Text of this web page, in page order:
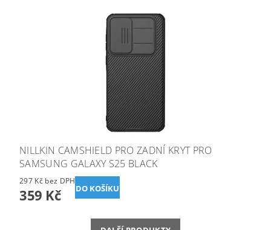
NILLKIN CAMSHIELD PRO ZADNÍ KRYT PRO
SAMSUNG GALAXY S25 BLACK
297 Kč bez DPH
359 Kč